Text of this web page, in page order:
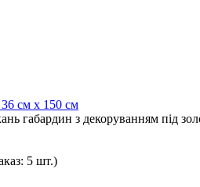
см х 150 см
габардин з декоруванням під
5 шт.)